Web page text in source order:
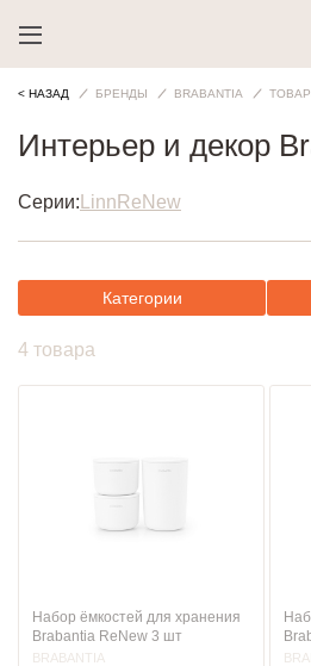
< НАЗАД БРЕНДЫ BRABANTIA
Интерьер и декор
Серии: Linn ReNew
Категории
4 товара
Набор ёмкостей для хранения
Brabantia ReNew 3 шт
BRABANTIA